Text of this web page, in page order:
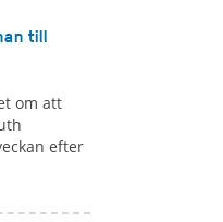
till
om att
efter